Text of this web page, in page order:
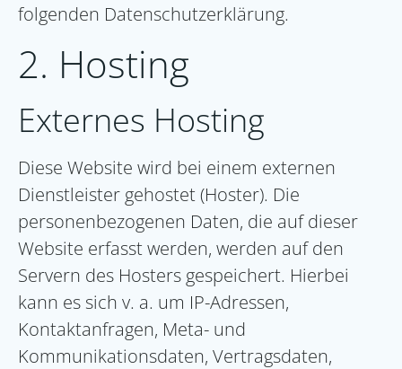
folgenden Datenschutzerklärung.
2. Hosting
Externes Hosting
Diese Website wird bei einem externen
Dienstleister gehostet (Hoster). Die
personenbezogenen Daten, die auf dieser
Website erfasst werden, werden auf den
Servern des Hosters gespeichert. Hierbei
kann es sich v. a. um IP-Adressen,
Kontaktanfragen, Meta- und
Kommunikationsdaten, Vertragsdaten,